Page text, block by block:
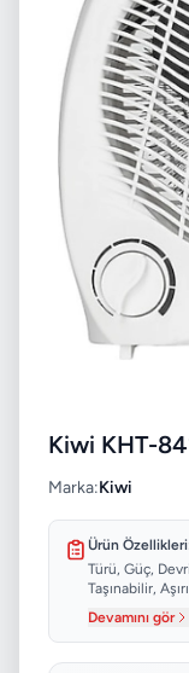
Kiwi KHT-
Marka:Kiwi
Ürün
Türü, Güç,
Taşınabilir,
Devamını gör